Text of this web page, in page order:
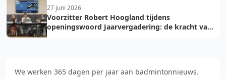
27 juni 2026
Voorzitter Robert Hoogland tijdens
openingswoord Jaarvergadering: de kracht van
We werken 365 dagen per jaar aan badmintonnieuws.